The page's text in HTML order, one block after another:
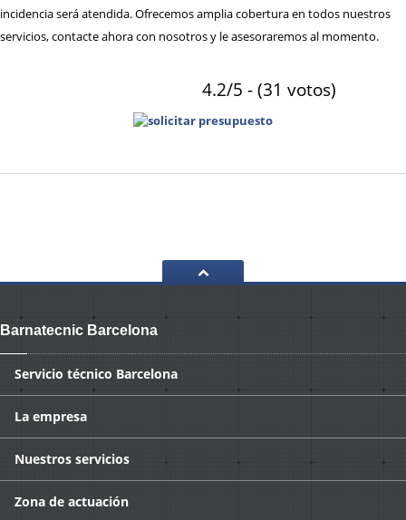
incidencia será atendida. Ofrecemos amplia cobertura en todos nuestros
servicios, contacte ahora con nosotros y le asesoraremos al momento.
4.2/5 - (31 votos)
Barnatecnic Barcelona
Servicio técnico Barcelona
La empresa
Nuestros servicios
Zona de actuación